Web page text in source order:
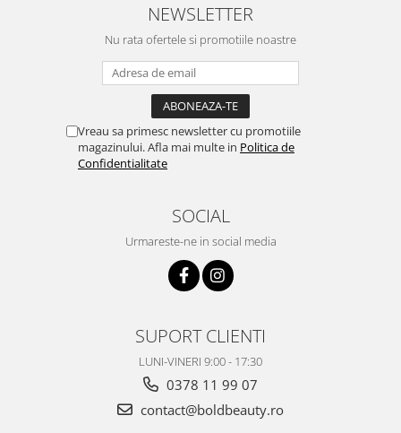
NEWSLETTER
Nu rata ofertele si promotiile noastre
Vreau sa primesc newsletter cu promotiile
magazinului. Afla mai multe in Politica de
Confidentialitate
SOCIAL
Urmareste-ne in social media
SUPORT CLIENTI
LUNI-VINERI 9:00 - 17:30
0378 11 99 07
contact@boldbeauty.ro